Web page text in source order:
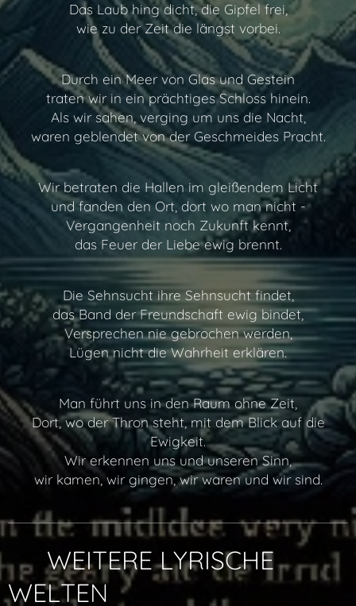
Das Laub hing dicht, die Gipfel frei,
wie zu der Zeit die längst vorbei.
Durch ein Meer von Glas und Gestein
traten wir in ein prächtiges Schloss hinein.
Als wir sahen, verging um uns die Nacht,
waren geblendet von der Geschmeides Pracht.
Wir betraten die Hallen im gleißendem Licht
und fanden den Ort, dort wo man nicht -
Vergangenheit noch Zukunft kennt,
das Feuer der Liebe ewig brennt.
Die Sehnsucht ihre Sehnsucht findet,
das Band der Freundschaft ewig bindet,
Versprechen nie gebrochen werden,
Lügen nicht die Wahrheit erklären.
Man führt uns in den Raum ohne Zeit,
Dort, wo der Thron steht, mit dem Blick auf die
Ewigkeit.
Wir erkennen uns und unseren Sinn,
wir kamen, wir gingen, wir waren und wir sind.
✨ WEITERE LYRISCHE
WELTEN